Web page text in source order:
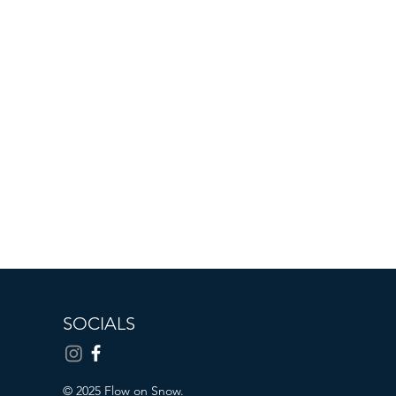
SOCIALS
© 2025 Flow on Snow.